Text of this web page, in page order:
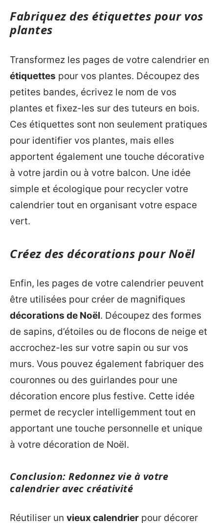
Fabriquez des étiquettes pour vos
plantes
Transformez les pages de votre calendrier en
étiquettes pour vos plantes. Découpez des
petites bandes, écrivez le nom de vos
plantes et fixez-les sur des tuteurs en bois.
Ces étiquettes sont non seulement pratiques
pour identifier vos plantes, mais elles
apportent également une touche décorative
à votre jardin ou à votre balcon. Une idée
simple et écologique pour recycler votre
calendrier tout en organisant votre espace
vert.
Créez des décorations pour Noël
Enfin, les pages de votre calendrier peuvent
être utilisées pour créer de magnifiques
décorations de Noël. Découpez des formes
de sapins, d’étoiles ou de flocons de neige et
accrochez-les sur votre sapin ou sur vos
murs. Vous pouvez également fabriquer des
couronnes ou des guirlandes pour une
décoration encore plus festive. Cette idée
permet de recycler intelligemment tout en
apportant une touche personnelle et unique
à votre décoration de Noël.
Conclusion: Redonnez vie à votre
calendrier avec créativité
Réutiliser un vieux calendrier pour décorer